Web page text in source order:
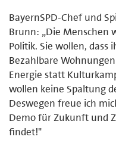
BayernSPD-Chef und
Brunn: „Die Menschen
Politik. Sie wollen, dass
Bezahlbare
Energie statt
wollen keine Spaltung
Deswegen freue ich
Demo für Zukunft und
findet!"